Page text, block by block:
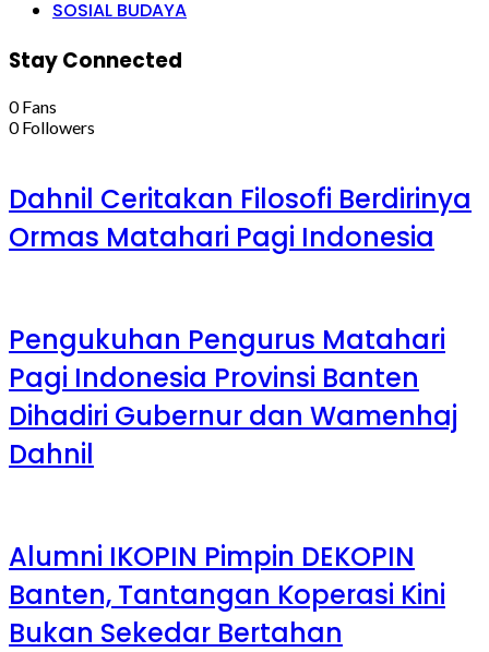
SOSIAL BUDAYA
Stay Connected
0 Fans
0 Followers
Dahnil Ceritakan Filosofi Berdirinya
Ormas Matahari Pagi Indonesia
Pengukuhan Pengurus Matahari
Pagi Indonesia Provinsi Banten
Dihadiri Gubernur dan Wamenhaj
Dahnil
Alumni IKOPIN Pimpin DEKOPIN
Banten, Tantangan Koperasi Kini
Bukan Sekedar Bertahan